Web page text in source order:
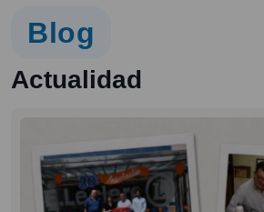
Blog
Actualidad